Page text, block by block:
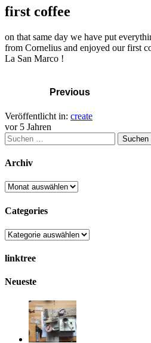
first coffee
on that same day we have put
from Cornelius and enjoyed our first
La San Marco !
Previous
Veröffentlicht in: create
vor 5 Jahren
Archiv
Categories
linktree
Neueste